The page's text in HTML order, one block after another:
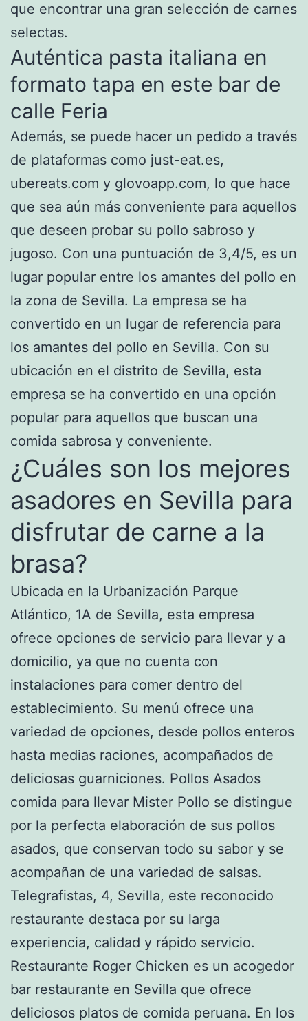
que encontrar una gran selección de carnes
selectas.
Auténtica pasta italiana en
formato tapa en este bar de
calle Feria
Además, se puede hacer un pedido a través
de plataformas como just-eat.es,
ubereats.com y glovoapp.com, lo que hace
que sea aún más conveniente para aquellos
que deseen probar su pollo sabroso y
jugoso. Con una puntuación de 3,4/5, es un
lugar popular entre los amantes del pollo en
la zona de Sevilla. La empresa se ha
convertido en un lugar de referencia para
los amantes del pollo en Sevilla. Con su
ubicación en el distrito de Sevilla, esta
empresa se ha convertido en una opción
popular para aquellos que buscan una
comida sabrosa y conveniente.
¿Cuáles son los mejores
asadores en Sevilla para
disfrutar de carne a la
brasa?
Ubicada en la Urbanización Parque
Atlántico, 1A de Sevilla, esta empresa
ofrece opciones de servicio para llevar y a
domicilio, ya que no cuenta con
instalaciones para comer dentro del
establecimiento. Su menú ofrece una
variedad de opciones, desde pollos enteros
hasta medias raciones, acompañados de
deliciosas guarniciones. Pollos Asados
comida para llevar Mister Pollo se distingue
por la perfecta elaboración de sus pollos
asados, que conservan todo su sabor y se
acompañan de una variedad de salsas.
Telegrafistas, 4, Sevilla, este reconocido
restaurante destaca por su larga
experiencia, calidad y rápido servicio.
Restaurante Roger Chicken es un acogedor
bar restaurante en Sevilla que ofrece
deliciosos platos de comida peruana. En los